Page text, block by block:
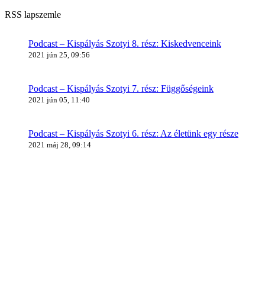
RSS lapszemle
Podcast – Kispályás Szotyi 8. rész: Kiskedvenceink
2021 jún 25, 09:56
Podcast – Kispályás Szotyi 7. rész: Függőségeink
2021 jún 05, 11:40
Podcast – Kispályás Szotyi 6. rész: Az életünk egy része
2021 máj 28, 09:14